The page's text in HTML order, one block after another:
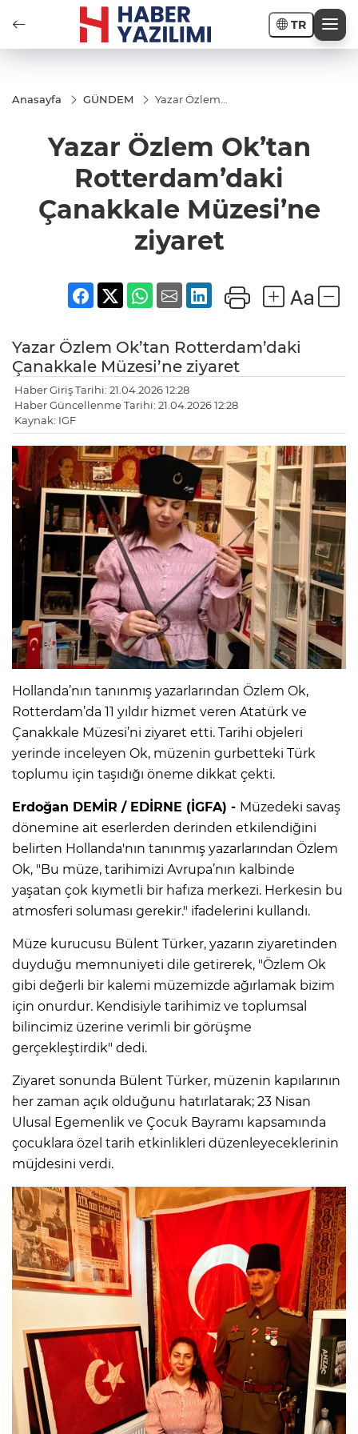
TR
Anasayfa GÜNDEM
Yazar Özlem
Çanakkale
Müzesi’ne
Yazar Özlem Ok’tan
Rotterdam’daki
Çanakkale Müzesi’ne
ziyaret
Yazar Özlem Ok’tan Rotterdam’daki
Çanakkale Müzesi’ne ziyaret
Haber Giriş Tarihi: 21.04.2026 12:28
Haber Güncellenme Tarihi: 21.04.2026 12:28
Kaynak: IGF
Hollanda’nın tanınmış yazarlarından Özlem Ok,
Rotterdam’da 11 yıldır hizmet veren Atatürk ve
Çanakkale Müzesi’ni ziyaret etti. Tarihi objeleri
yerinde inceleyen Ok, müzenin gurbetteki Türk
toplumu için taşıdığı öneme dikkat çekti.
Erdoğan DEMİR / EDİRNE (İGFA) - Müzedeki savaş
dönemine ait eserlerden derinden etkilendiğini
belirten Hollanda'nın tanınmış yazarlarından Özlem
Ok, "Bu müze, tarihimizi Avrupa’nın kalbinde
yaşatan çok kıymetli bir hafıza merkezi. Herkesin bu
atmosferi soluması gerekir." ifadelerini kullandı.
Müze kurucusu Bülent Türker, yazarın ziyaretinden
duyduğu memnuniyeti dile getirerek, "Özlem Ok
gibi değerli bir kalemi müzemizde ağırlamak bizim
için onurdur. Kendisiyle tarihimiz ve toplumsal
bilincimiz üzerine verimli bir görüşme
gerçekleştirdik" dedi.
Ziyaret sonunda Bülent Türker, müzenin kapılarının
her zaman açık olduğunu hatırlatarak; 23 Nisan
Ulusal Egemenlik ve Çocuk Bayramı kapsamında
çocuklara özel tarih etkinlikleri düzenleyeceklerinin
müjdesini verdi.